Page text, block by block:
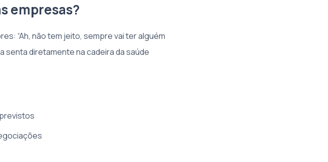
empresas?
“Ah, não tem jeito, sempre vai ter alguém
senta diretamente na cadeira da saúde